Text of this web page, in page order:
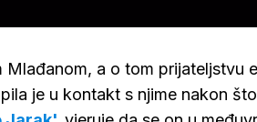
Mlađanom, a o tom
je u kontakt s njime nakon